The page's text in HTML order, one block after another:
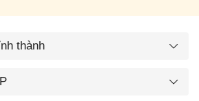
thành